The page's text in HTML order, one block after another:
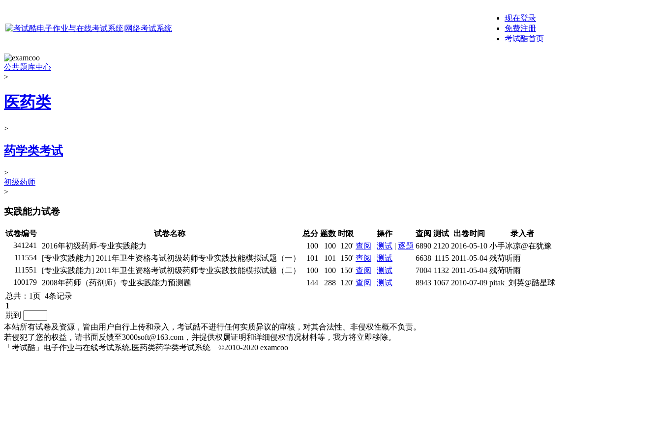
现在登录
免费注册
考试酷首页
公共题库中心
>
医药类
>
药学类考试
>
初级药师
>
实践能力试卷
试卷编号 试卷名称 总分 题数 时限 操作 查阅 测试 出卷时间
录入者
341241
2016年初级药师-专业实践能力 100 100 120' 查阅 | 测试 | 逐题 6890 2120 2016-05-10 小手冰凉@在犹豫
111554
[专业实践能力] 2011年卫生资格考试初级药师专业实践技能模拟试题（一） 101 101 150' 查阅 | 测试 6638 1115 2011-05-04 残荷听雨
111551
[专业实践能力] 2011年卫生资格考试初级药师专业实践技能模拟试题（二） 100 100 150' 查阅 | 测试 7004 1132 2011-05-04 残荷听雨
100179
2008年药师（药剂师）专业实践能力预测题 144 288 120' 查阅 | 测试 8943 1067 2010-07-09 pitak_刘英@酷星球
总共：1页 4条记录
1
跳到
本站所有试卷及资源，皆由用户自行上传和录入，考试酷不进行任何实质异议的审核，对其合法性、非侵权性概不负责。
若侵犯了您的权益，请书面反馈至3000soft@163.com，并提供权属证明和详细侵权情况材料等，我方将立即移除。
「考试酷」电子作业与在线考试系统,医药类药学类考试系统 ©2010-2020 examcoo